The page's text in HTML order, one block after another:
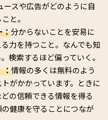
ースや広告がどのように自
と。
：分からないことを安易に
力を持つこと。なんでも知
検索するほど偏っていく。
：情報の多くは無料のよう
がかかっています。ときに
の信頼できる情報を得る
健康を守ることにつなが